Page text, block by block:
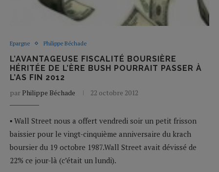
Epargne Philippe Béchade
L’AVANTAGEUSE FISCALITÉ BOURSIÈRE
HÉRITÉE DE L’ÈRE BUSH POURRAIT PASSER À
L’AS FIN 2012
par Philippe Béchade 22 octobre 2012
▪ Wall Street nous a offert vendredi soir un petit frisson
baissier pour le vingt-cinquième anniversaire du krach
boursier du 19 octobre 1987.Wall Street avait dévissé de
22% ce jour-là (c’était un lundi).